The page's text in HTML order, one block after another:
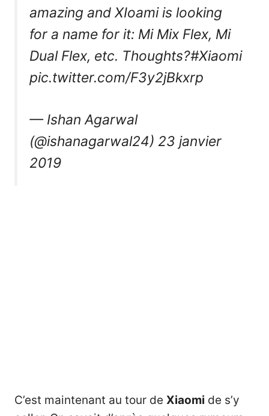
amazing and XIoami is looking
for a name for it: Mi Mix Flex, Mi
Dual Flex, etc. Thoughts?#Xiaomi
pic.twitter.com/F3y2jBkxrp
— Ishan Agarwal
(@ishanagarwal24) 23 janvier
2019
C’est maintenant au tour de Xiaomi de s’y